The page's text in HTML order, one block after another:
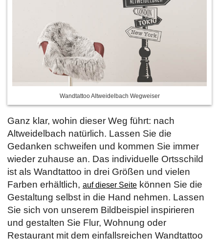
Wandtattoo Altweidelbach Wegweiser
Ganz klar, wohin dieser Weg führt: nach
Altweidelbach natürlich. Lassen Sie die
Gedanken schweifen und kommen Sie immer
wieder zuhause an. Das individuelle Ortsschild
ist als Wandtattoo in drei Größen und vielen
Farben erhältlich, auf dieser Seite können Sie die
Gestaltung selbst in die Hand nehmen. Lassen
Sie sich von unserem Bildbeispiel inspirieren
und gestalten Sie Flur, Wohnung oder
Restaurant mit dem einfallsreichen Wandtattoo